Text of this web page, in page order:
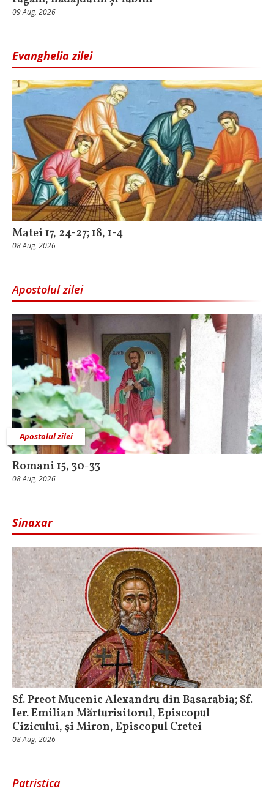
09 Aug, 2026
Evanghelia zilei
Matei 17, 24-27; 18, 1-4
08 Aug, 2026
Apostolul zilei
Apostolul zilei
Romani 15, 30-33
08 Aug, 2026
Sinaxar
Sf. Preot Mucenic Alexandru din Basarabia; Sf.
Ier. Emilian Mărturisitorul, Episcopul
Cizicului, şi Miron, Episcopul Cretei
08 Aug, 2026
Patristica